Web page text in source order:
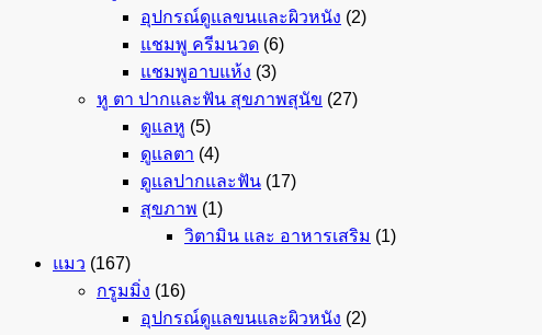
อุปกรณ์ดูแลขนและผิวหนัง (2)
แชมพู ครีมนวด (6)
แชมพูอาบแห้ง (3)
หู ตา ปากและฟัน สุขภาพสุนัข (27)
ดูแลหู (5)
ดูแลตา (4)
ดูแลปากและฟัน (17)
สุขภาพ (1)
วิตามิน และ อาหารเสริม (1)
แมว (167)
กรูมมิ่ง (16)
อุปกรณ์ดูแลขนและผิวหนัง (2)